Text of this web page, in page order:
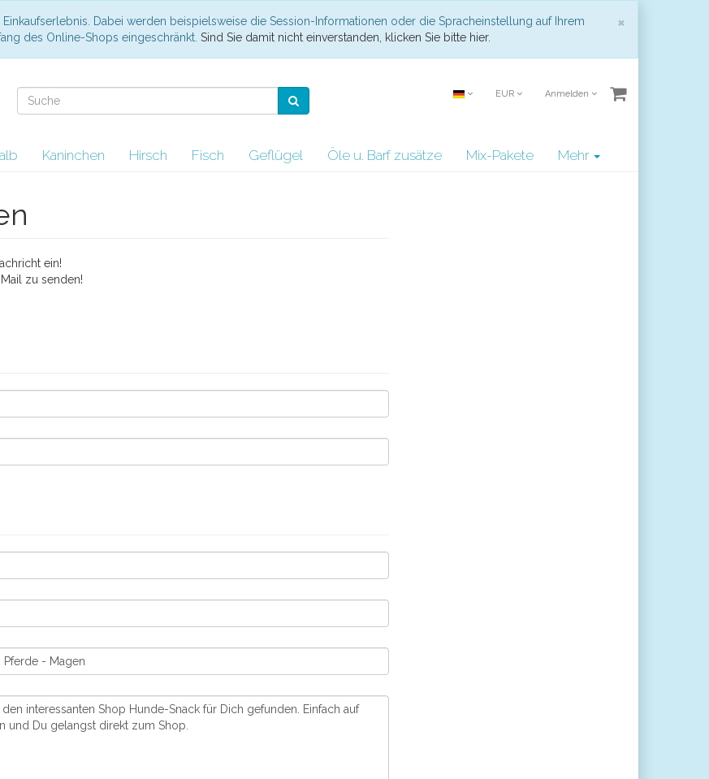
×
Dabei werden beispielsweise die Session-Informationen oder die Spracheinstellung auf Ihrem
des Online-Shops eingeschränkt. Sind Sie damit nicht einverstanden, klicken Sie bitte hier.
EUR Anmelden
Kaninchen Hirsch Fisch Geflügel Öle u. Barf zusätze Mix-Pakete Mehr
ein!
zu senden!